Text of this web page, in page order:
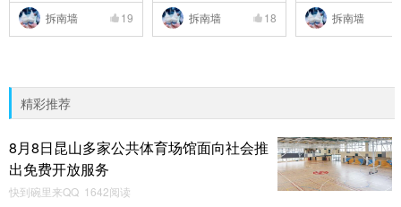
拆南墙 19 拆南墙 18 拆南墙
精彩推荐
8月8日昆山多家公共体育场馆面向社会推
出免费开放服务
快到碗里来QQ 1642阅读